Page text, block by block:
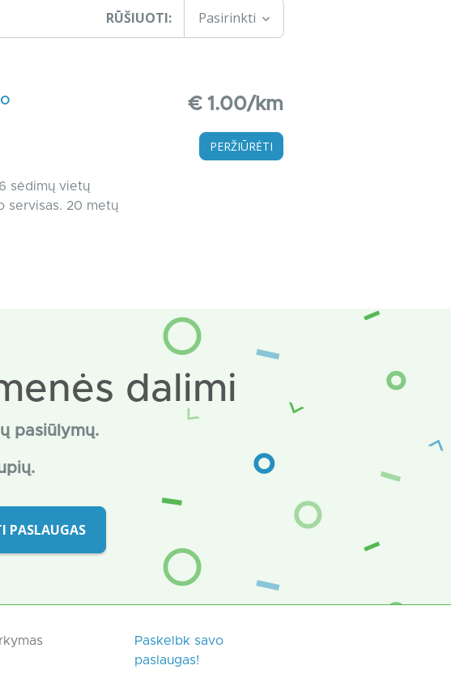
RŪŠIUOTI: Pasirinkti
sėdimų vietų
servisas. 20 metų
€ 1.00/km
PERŽIŪRĖTI
dalimi
pasiūlymų.
PASLAUGAS
Paskelbk savo
paslaugas!